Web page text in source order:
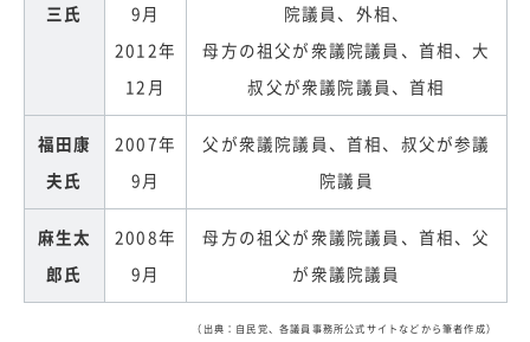
三氏
9月
2012年
12月
院議員、外相、
母方の祖父が衆議院議員、首相、大
叔父が衆議院議員、首相
福田康
夫氏
2007年
9月
父が衆議院議員、首相、叔父が参議
院議員
麻生太
郎氏
2008年
9月
母方の祖父が衆議院議員、首相、父
が衆議院議員
（出典：自民党、各議員事務所公式サイトなどから筆者作成）